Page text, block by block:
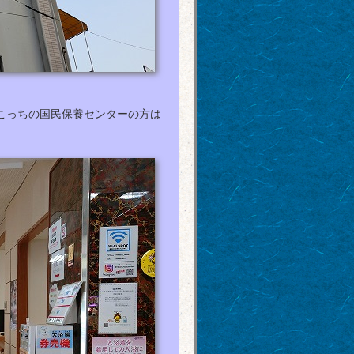
っちの国民保養センターの方は